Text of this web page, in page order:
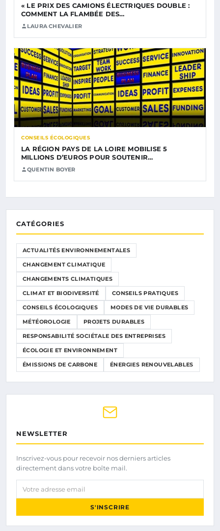
« LE PRIX DES CAMIONS ÉLECTRIQUES DOUBLE :
COMMENT LA FLAMBÉE DES…
LAURA CHEVALIER
CONSEILS ÉCOLOGIQUES
LA RÉGION PAYS DE LA LOIRE MOBILISE 5
MILLIONS D’EUROS POUR SOUTENIR…
QUENTIN BOYER
CATÉGORIES
ACTUALITÉS ENVIRONNEMENTALES
CHANGEMENT CLIMATIQUE
CHANGEMENTS CLIMATIQUES
CLIMAT ET BIODIVERSITÉ CONSEILS PRATIQUES
CONSEILS ÉCOLOGIQUES MODES DE VIE DURABLES
MÉTÉOROLOGIE PROJETS DURABLES
RESPONSABILITÉ SOCIÉTALE DES ENTREPRISES
ÉCOLOGIE ET ENVIRONNEMENT
ÉMISSIONS DE CARBONE ÉNERGIES RENOUVELABLES
NEWSLETTER
Inscrivez-vous pour recevoir nos derniers articles
directement dans votre boîte mail.
Votre adresse email
S'INSCRIRE